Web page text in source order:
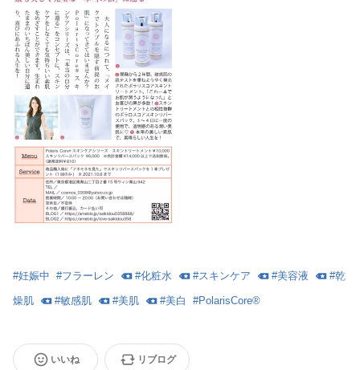
#妊娠中 #フラーレン #化粧水 #スキンケア #美容液 #乾
燥肌 #敏感肌 #美肌 #美白 #PolarisCore®
いいね リブログ